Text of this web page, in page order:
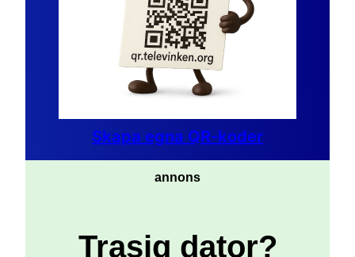
Skapa egna QR-koder
annons
Trasig dator?